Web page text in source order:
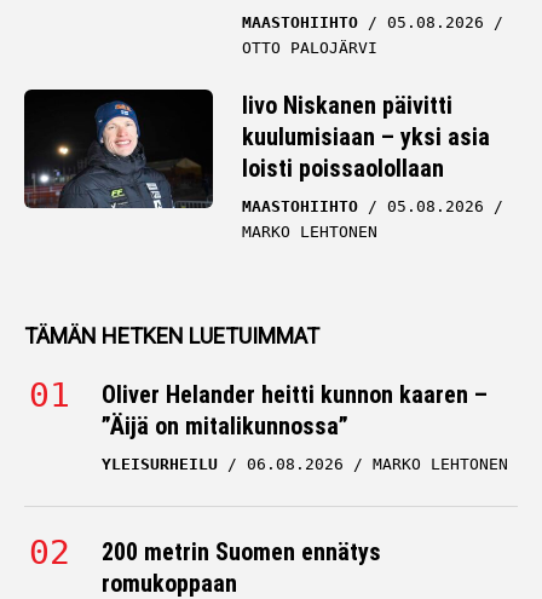
MAASTOHIIHTO
05.08.2026
OTTO PALOJÄRVI
Iivo Niskanen päivitti
kuulumisiaan – yksi asia
loisti poissaolollaan
MAASTOHIIHTO
05.08.2026
MARKO LEHTONEN
TÄMÄN HETKEN LUETUIMMAT
Oliver Helander heitti kunnon kaaren –
”Äijä on mitalikunnossa”
YLEISURHEILU 06.08.2026 MARKO LEHTONEN
200 metrin Suomen ennätys
romukoppaan